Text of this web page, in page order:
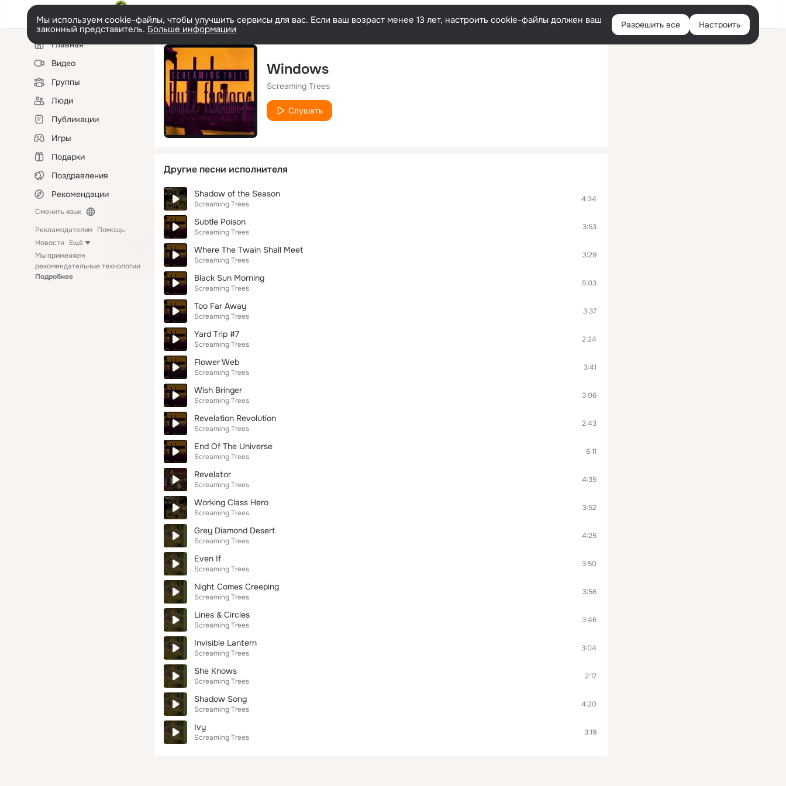
Войти
Мы используем cookie-файлы, чтобы улучшить сервисы для вас. Если ваш возраст менее 13 лет, настроить cookie-файлы должен ваш
законный представитель. Больше информации Разрешить все Настроить
Левая
колонкаГлавная
Видео
Группы
Люди
Публикации
Игры
Подарки
Поздравления
Рекомендации
Сменить язык
Рекламодателям Помощь
Новости Ещё
Мы применяем
рекомендательные технологии
Подробнее
Windows
Screaming Trees
Слушать
Другие песни исполнителя
Shadow of the Season
Screaming Trees
4:34
Subtle Poison
Screaming Trees
3:53
Where The Twain Shall Meet
Screaming Trees
3:29
Black Sun Morning
Screaming Trees
5:03
Too Far Away
Screaming Trees
3:37
Yard Trip #7
Screaming Trees
2:24
Flower Web
Screaming Trees
3:41
Wish Bringer
Screaming Trees
3:06
Revelation Revolution
Screaming Trees
2:43
End Of The Universe
Screaming Trees
6:11
Revelator
Screaming Trees
4:35
Working Class Hero
Screaming Trees
3:52
Grey Diamond Desert
Screaming Trees
4:25
Even If
Screaming Trees
3:50
Night Comes Creeping
Screaming Trees
3:56
Lines & Circles
Screaming Trees
3:46
Invisible Lantern
Screaming Trees
3:04
She Knows
Screaming Trees
2:17
Shadow Song
Screaming Trees
4:20
Ivy
Screaming Trees
3:19